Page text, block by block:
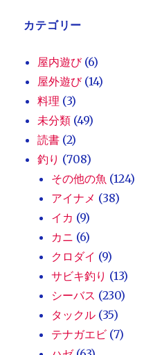
カテゴリー
屋内遊び(6)
屋外遊び(14)
料理 (3)
未分類 (49)
読書 (2)
釣り (708)
その他の魚 (124)
アイナメ (38)
イカ (9)
カニ (6)
クロダイ (9)
サビキ釣り (13)
シーバス (230)
タックル (35)
テナガエビ (7)